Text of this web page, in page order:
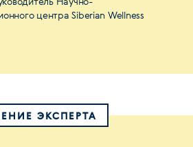
центра Siberian Wellness
ЭКСПЕРТА